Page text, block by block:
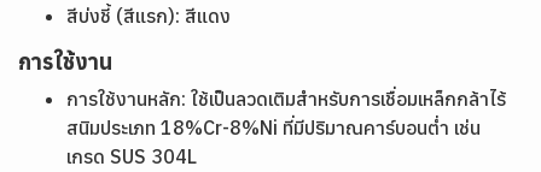
สีบ่งชี้ (สีแรก): สีแดง
การใช้งาน
การใช้งานหลัก: ใช้เป็นลวดเติมสำหรับการเชื่อมเหล็กกล้าไร้
สนิมประเภท 18%Cr-8%Ni ที่มีปริมาณคาร์บอนต่ำ เช่น
เกรด SUS 304L